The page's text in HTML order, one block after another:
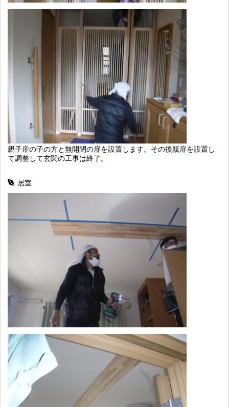
親子扉の子の方と無開閉の扉を設置します。その後親扉を設置し
て調整して玄関の工事は終了。
居室